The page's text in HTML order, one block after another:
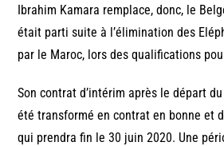
Ibrahim Kamara remplace, donc, le
était parti suite à l’élimination des
par le Maroc, lors des qualifications
Son contrat d’intérim après le départ
été transformé en contrat en bonne et
qui prendra fin le 30 juin 2020. Une